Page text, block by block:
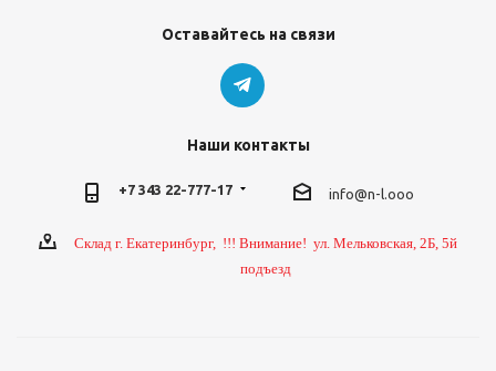
Оставайтесь на связи
Наши контакты
+7 343 22-777-17 info@n-l.ooo
Склад г. Екатеринбург, !!! Внимание! ул. Мельковская, 2Б, 5й
подъезд